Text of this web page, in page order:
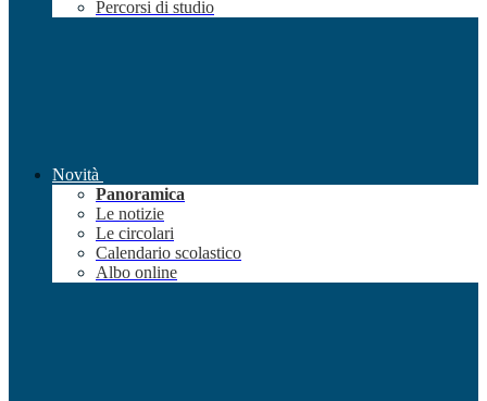
Percorsi di studio
Novità
Panoramica
Le notizie
Le circolari
Calendario scolastico
Albo online